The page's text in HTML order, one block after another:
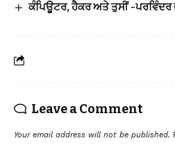
ਕੰਪਿਊਟਰ, ਹੈਕਰ ਅਤੇ ਤੁਸੀਂ -ਪਰਵਿੰਦਰ
Leave a Comment
Your email address will not be published.